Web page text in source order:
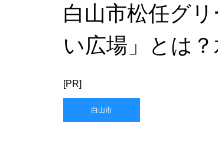
白山市松任グ
い広場」とは
[PR]
白山市